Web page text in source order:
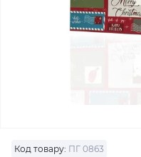
Код товару: ПГ 0863